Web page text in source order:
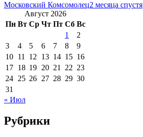
Московский Комсомолец2 месяца спустя
Август 2026
Пн Вт Ср Чт Пт Сб Вс
1
2
3
4 5 6 7 8
9
10 11 12 13 14 15 16
17 18 19 20 21 22 23
24 25 26 27 28 29 30
31
« Июл
Рубрики